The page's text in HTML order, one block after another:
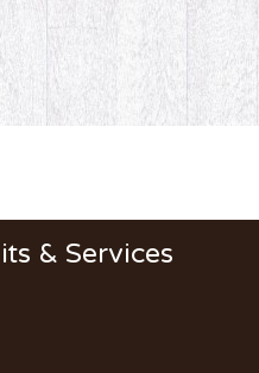
& Services